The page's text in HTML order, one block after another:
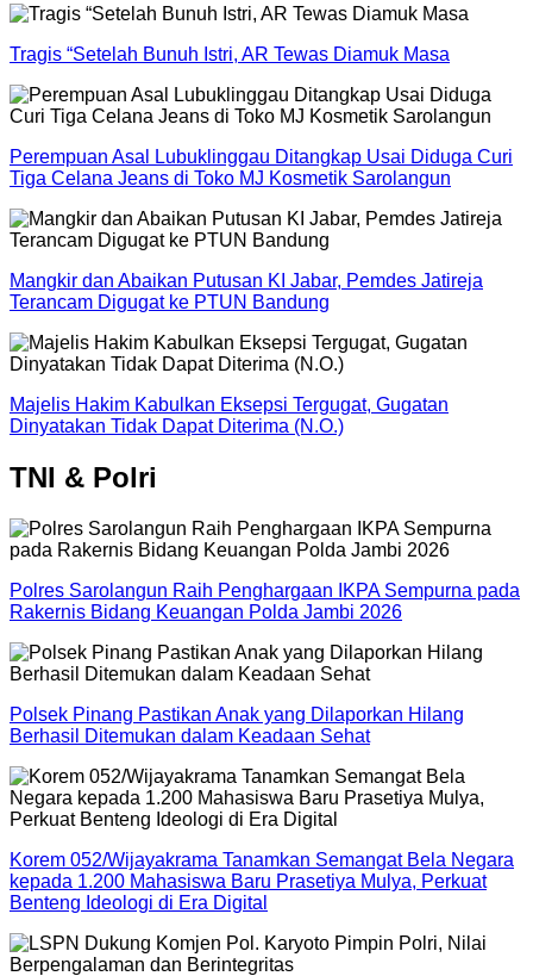
Tragis “Setelah Bunuh Istri, AR Tewas Diamuk Masa
Perempuan Asal Lubuklinggau Ditangkap Usai Diduga Curi
Tiga Celana Jeans di Toko MJ Kosmetik Sarolangun
Mangkir dan Abaikan Putusan KI Jabar, Pemdes Jatireja
Terancam Digugat ke PTUN Bandung
Majelis Hakim Kabulkan Eksepsi Tergugat, Gugatan
Dinyatakan Tidak Dapat Diterima (N.O.)
TNI & Polri
Polres Sarolangun Raih Penghargaan IKPA Sempurna pada
Rakernis Bidang Keuangan Polda Jambi 2026
Polsek Pinang Pastikan Anak yang Dilaporkan Hilang
Berhasil Ditemukan dalam Keadaan Sehat
Korem 052/Wijayakrama Tanamkan Semangat Bela Negara
kepada 1.200 Mahasiswa Baru Prasetiya Mulya, Perkuat
Benteng Ideologi di Era Digital